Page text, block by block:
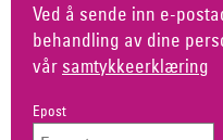
Ved å sende inn e-
behandling av dine
vår samtykkeerklæring
Epost